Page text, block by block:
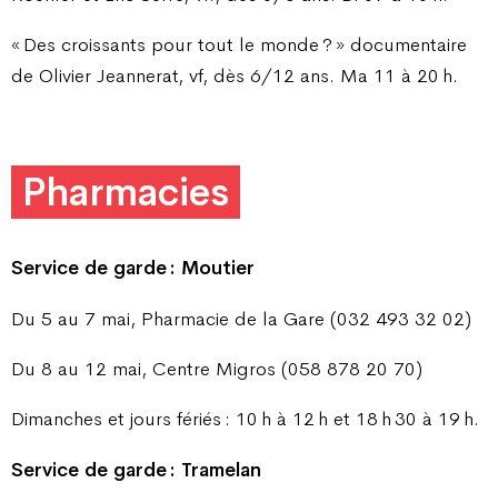
« Des croissants pour tout le monde ? » documentaire
de Olivier Jeannerat, vf, dès 6/12 ans. Ma 11 à 20 h.
Pharmacies
Service de garde : Moutier
Du 5 au 7 mai, Pharmacie de la Gare (032 493 32 02)
Du 8 au 12 mai, Centre Migros (058 878 20 70)
Dimanches et jours fériés : 10 h à 12 h et 18 h 30 à 19 h.
Service de garde : Tramelan